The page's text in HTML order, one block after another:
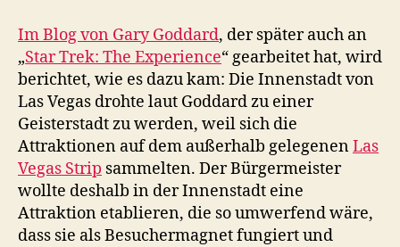
wäre
Im Blog von Gary Goddard, der später auch an
„Star Trek: The Experience“ gearbeitet hat, wird
berichtet, wie es dazu kam: Die Innenstadt von
Las Vegas drohte laut Goddard zu einer
Geisterstadt zu werden, weil sich die
Attraktionen auf dem außerhalb gelegenenLas
Vegas Strip sammelten. Der Bürgermeister
wollte deshalb in der Innenstadt eine
Attraktion etablieren, die so umwerfend wäre,
dass sie als Besuchermagnet fungiert und